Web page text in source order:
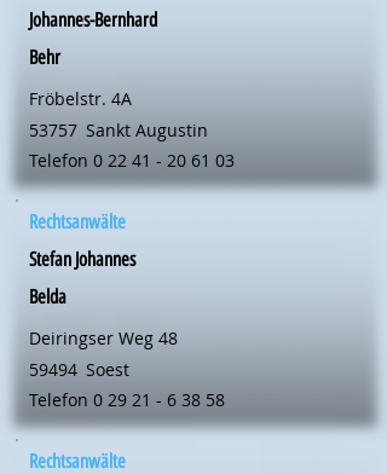
Johannes-Bernhard
Behr
Fröbelstr. 4A
53757 Sankt Augustin
Telefon 0 22 41 - 20 61 03
Rechtsanwälte
Stefan Johannes
Belda
Deiringser Weg 48
59494 Soest
Telefon 0 29 21 - 6 38 58
Rechtsanwälte